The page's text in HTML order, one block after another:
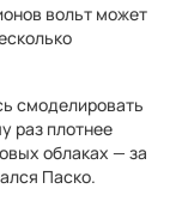
вольт может
смоделировать
раз плотнее
облаках — за
Паско.